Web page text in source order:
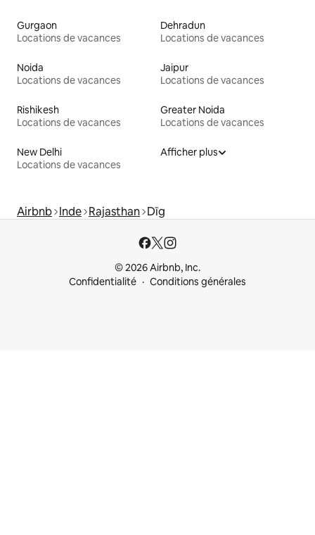
Gurgaon
Locations de vacances
Dehradun
Locations de vacances
Noida
Locations de vacances
Jaipur
Locations de vacances
Rishikesh
Locations de vacances
Greater Noida
Locations de vacances
New Delhi
Locations de vacances
Afficher plus
Airbnb Inde Rajasthan Dīg
© 2026 Airbnb, Inc.
Confidentialité
Conditions générales